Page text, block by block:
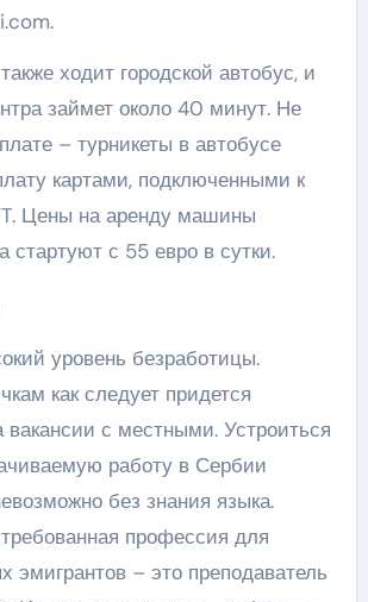
ходит городской автобус, и
займет около 40 минут. Не
– турникеты в автобусе
картами, подключенными к
Цены на аренду машины
стартуют с 55 евро в сутки.
уровень безработицы.
как следует придется
вакансии с местными. Устроиться
работу в Сербии
без знания языка.
профессия для
эмигрантов – это преподаватель